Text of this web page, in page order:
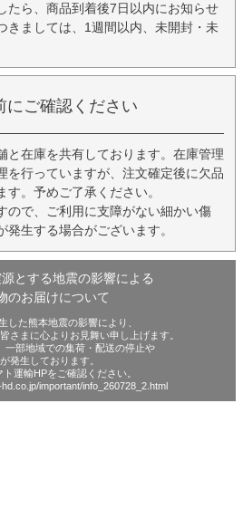
たら、商品到着後7日以内にお知らせ
きましては、1週間以内、未開封・未
にご確認ください
と在庫を共有しております。在庫管理
を行っていますが、注文確定後に欠品
。予めご了承ください。
ので、ご利用に支障がない細かい傷
生する場合がございます。
とする地震の影響による
のお届けについて
した熊本地震の影響により、
さまに心よりお見舞い申し上げます。
一部地域での集荷・配送の停止や
発生しております。
運輸HPをご確認ください。
important/info_260728_2.html